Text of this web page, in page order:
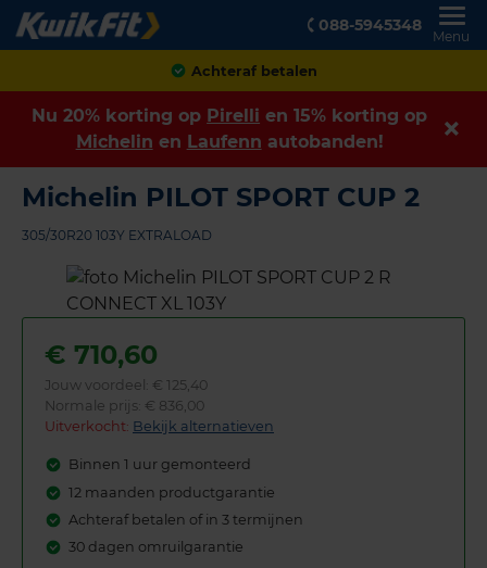
088-5945348
Menu
Achteraf betalen
Nu 20% korting op Pirelli en 15% korting op
Michelin en Laufenn autobanden!
Michelin PILOT SPORT CUP 2
305/30R20 103Y EXTRALOAD
€ 710,60
Jouw voordeel: € 125,40
Normale prijs: € 836,00
Uitverkocht: Bekijk alternatieven
Binnen 1 uur gemonteerd
12 maanden productgarantie
Achteraf betalen of in 3 termijnen
30 dagen omruilgarantie